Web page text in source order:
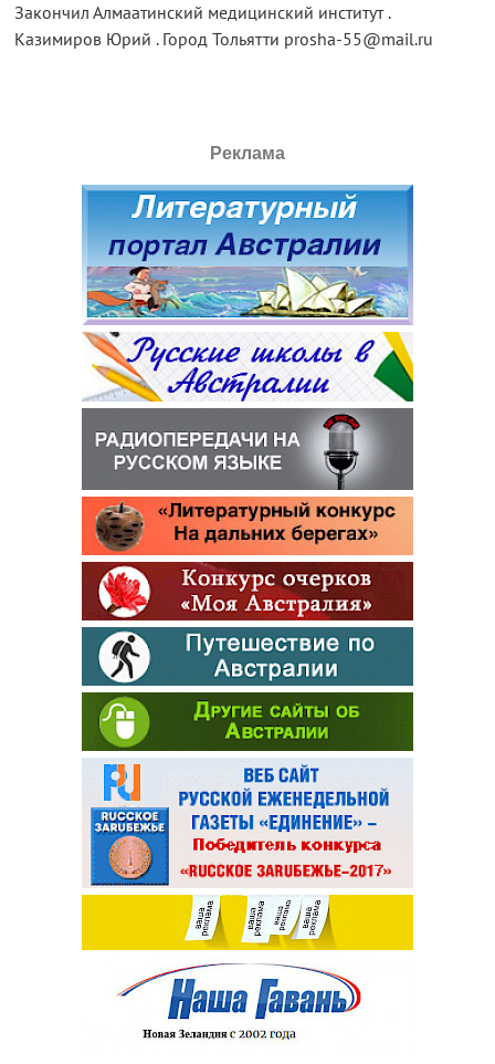
Закончил Алмаатинский медицинский институт .
Казимиров Юрий . Город Тольятти prosha-55@mail.ru
Реклама